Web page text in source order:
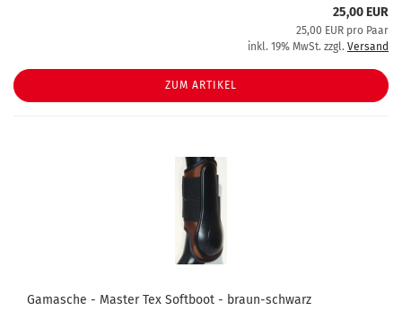
25,00 EUR
25,00 EUR pro Paar
inkl. 19% MwSt. zzgl. Versand
ZUM ARTIKEL
Gamasche - Master Tex Softboot - braun-schwarz